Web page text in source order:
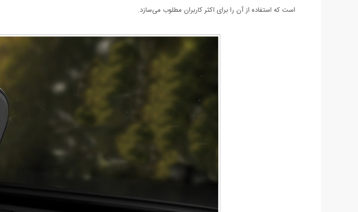
است که استفاده از آن را برای اکثر کاربران مطلوب می‌سازد.